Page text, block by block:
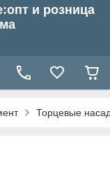
и розница
Торцевые